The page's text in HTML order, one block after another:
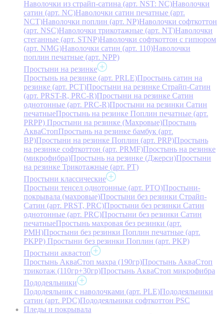
Наволочки из страйп-сатина (арт. NST: NC)Наволочки
сатин (арт. NC)Наволочки сатин печатные (арт.
NCT)Наволочки поплин (арт. NP)Наволочки софткоттон
(арт. NSC)Наволочки трикотажные (арт. NT)Наволочки
стеганные (арт. STNP)Наволочки софткоттон с гипюром
(арт. NMG)Наволочки сатин (арт. 110)Наволочки
поплин печатные (арт. NPP)
Простыни на резинке
Простынь на резинке (арт. PRLE)Простынь сатин на
резинке (арт. PCT)Простыни на резинке Страйп-Сатин
(арт. PRST-R, PRC-R)Простыни на резинке Сатин
однотонные (арт. PRC-R)Простыни на резинки Сатин
печатныеПростынь на резинке Поплин печатные (арт.
PRPP) Простыни на резинке (Махровые)Простынь
АкваСтопПростынь на резинке бамбук (арт.
BP)Простыни на резинке Поплин (арт. PRP)Простынь
на резинке софткоттон (арт. PRMF)Простынь на резинке
(микрофибра)Простынь на резинке (Джерси)Простыни
на резинке Трикотажные (арт. РТ)
Простыни классические
Простыни тенсел однотонные (арт. PTO)Простыни-
покрывала (махровые)Простыни без резинки Страйп-
Сатин (арт. PRST, PRC)Простыни без резинки Сатин
однотонные (арт. PRC)Простыни без резинки Сатин
печатныеПростынь махровая без резинки (арт.
PMH)Простыни без резинки Поплин печатные (арт.
PKPP) Простыни без резинки Поплин (арт. PKP)
Простыни аквастоп
Простынь АкваСтоп махра (190гр)Простынь АкваСтоп
трикотаж (110гр+30гр)Простынь АкваСтоп микрофибра
Пододеяльники
Пододеяльник с наволочками (арт. PLE)Пододеяльники
сатин (арт. PDC)Пододеяльники софткоттон PSC
Пледы и покрывала